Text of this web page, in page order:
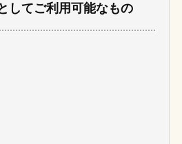
してご利用可能なもの